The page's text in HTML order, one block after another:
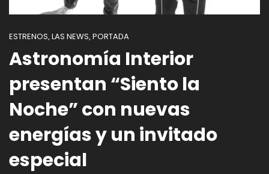
ESTRENOS, LAS NEWS, PORTADA
Astronomía Interior
presentan “Siento la
Noche” con nuevas
energías y un invitado
especial